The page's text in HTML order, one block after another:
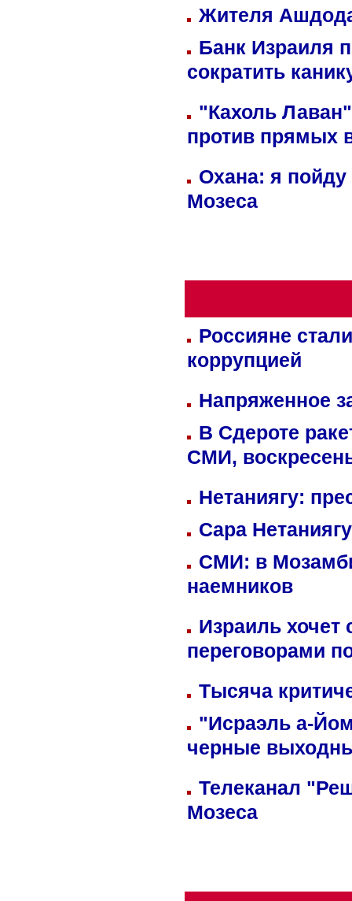
Жителя
Банк Израиля
сократить
"Кахоль
против прямых
Охана: я пойду
Мозеса
Россияне
коррупцией
Напряженное
В Сдероте
СМИ,
Нетаниягу:
Сара
СМИ: в
наемников
Израиль хочет
переговорами
Тысяча
"Исраэль а-
черные
Телеканал
Мозеса